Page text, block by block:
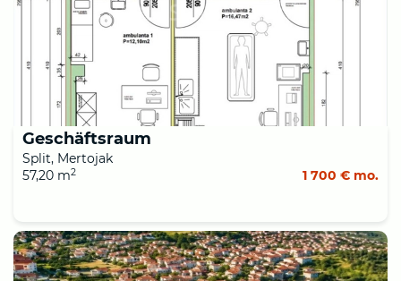
Geschäftsraum
Split, Mertojak
57,20 m2 1 700 € mo.